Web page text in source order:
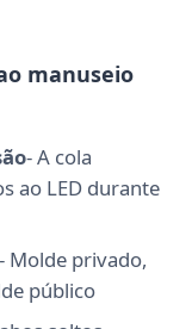
manuseio
- A cola
ao LED durante
- Molde privado,
público